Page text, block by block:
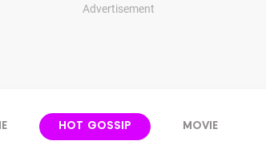
Advertisement
HOT GOSSIP MOVIE